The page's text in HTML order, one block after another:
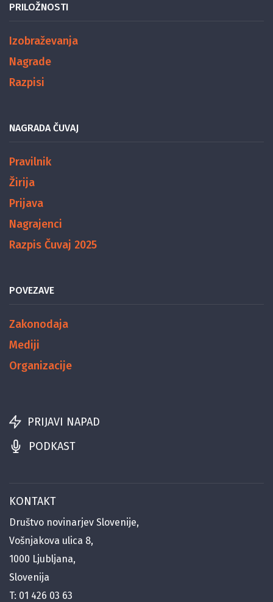
PRILOŽNOSTI
Izobraževanja
Nagrade
Razpisi
NAGRADA ČUVAJ
Pravilnik
Žirija
Prijava
Nagrajenci
Razpis Čuvaj 2025
POVEZAVE
Zakonodaja
Mediji
Organizacije
PRIJAVI NAPAD
PODKAST
KONTAKT
Društvo novinarjev Slovenije,
Vošnjakova ulica 8,
1000 Ljubljana,
Slovenija
T: 01 426 03 63